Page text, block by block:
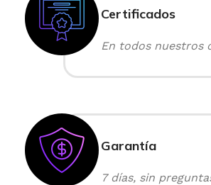
Certificados
En todos nuestros
Garantía
7 días, sin